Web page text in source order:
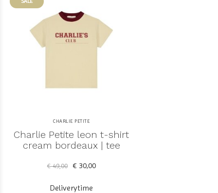
CHARLIE PETITE
Charlie Petite leon t-shirt
cream bordeaux | tee
€ 49,00 € 30,00
Deliverytime